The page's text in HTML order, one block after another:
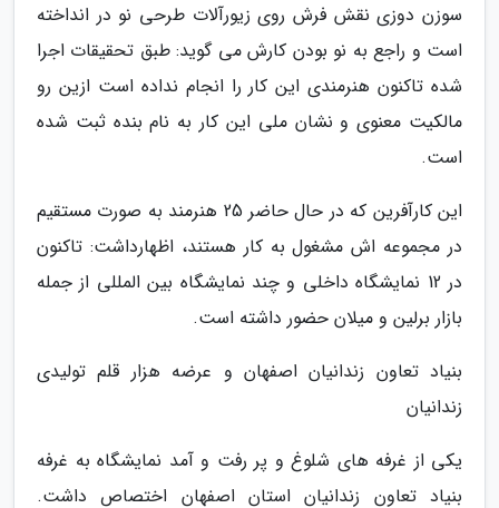
سوزن دوزی نقش فرش روی زیورآلات طرحی نو در انداخته
است و راجع به نو بودن کارش می گوید: طبق تحقیقات اجرا
شده تاکنون هنرمندی این کار را انجام نداده است ازین رو
مالکیت معنوی و نشان ملی این کار به نام بنده ثبت شده
است.
این کارآفرین که در حال حاضر 25 هنرمند به صورت مستقیم
در مجموعه اش مشغول به کار هستند، اظهارداشت: تاکنون
در 12 نمایشگاه داخلی و چند نمایشگاه بین المللی از جمله
بازار برلین و میلان حضور داشته است.
بنیاد تعاون زندانیان اصفهان و عرضه هزار قلم تولیدی
زندانیان
یکی از غرفه های شلوغ و پر رفت و آمد نمایشگاه به غرفه
بنیاد تعاون زندانیان استان اصفهان اختصاص داشت.